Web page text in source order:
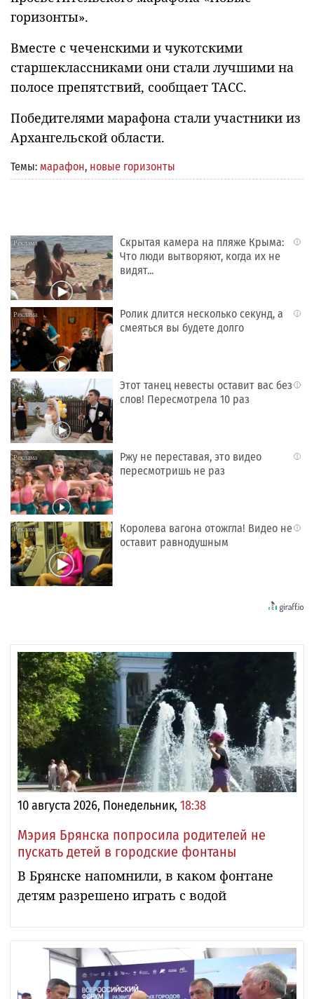
горизонты».
Вместе с чеченскими и чукотскими
старшеклассниками они стали лучшими на
полосе препятствий, сообщает ТАСС.
Победителями марафона стали участники из
Архангельской области.
Темы: марафон, новые горизонты
i
Скрытая камера на пляже Крыма:
Что люди вытворяют, когда их не
видят...
i
Ролик длится несколько секунд, а
смеяться вы будете долго
i
Этот танец невесты оставит вас без
слов! Пересмотрела 10 раз
i
Ржу не переставая, это видео
пересмотришь не раз
i
Королева вагона отожгла! Видео не
оставит равнодушным
10 августа 2026, Понедельник, 18:38
Мэрия Брянска попросила родителей не
пускать детей в городские фонтаны
В Брянске напомнили, в каком фонтане
детям разрешено играть с водой